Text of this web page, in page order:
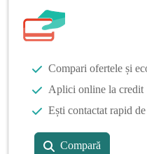
Compari ofertele și
Aplici online la credit
Ești contactat rapid
Compară